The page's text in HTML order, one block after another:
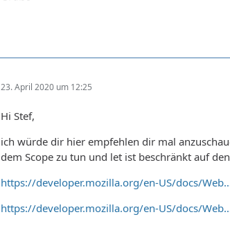
23. April 2020 um 12:25
Hi Stef,
ich würde dir hier empfehlen dir mal
dem Scope zu tun und let ist beschränkt auf
https://developer.mozilla.org/en-US/docs/
https://developer.mozilla.org/en-US/docs/